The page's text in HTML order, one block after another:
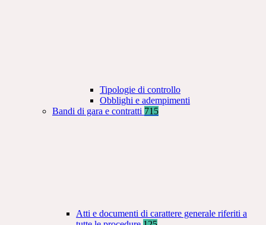
Tipologie di controllo
Obblighi e adempimenti
Bandi di gara e contratti 715
Atti e documenti di carattere generale riferiti a